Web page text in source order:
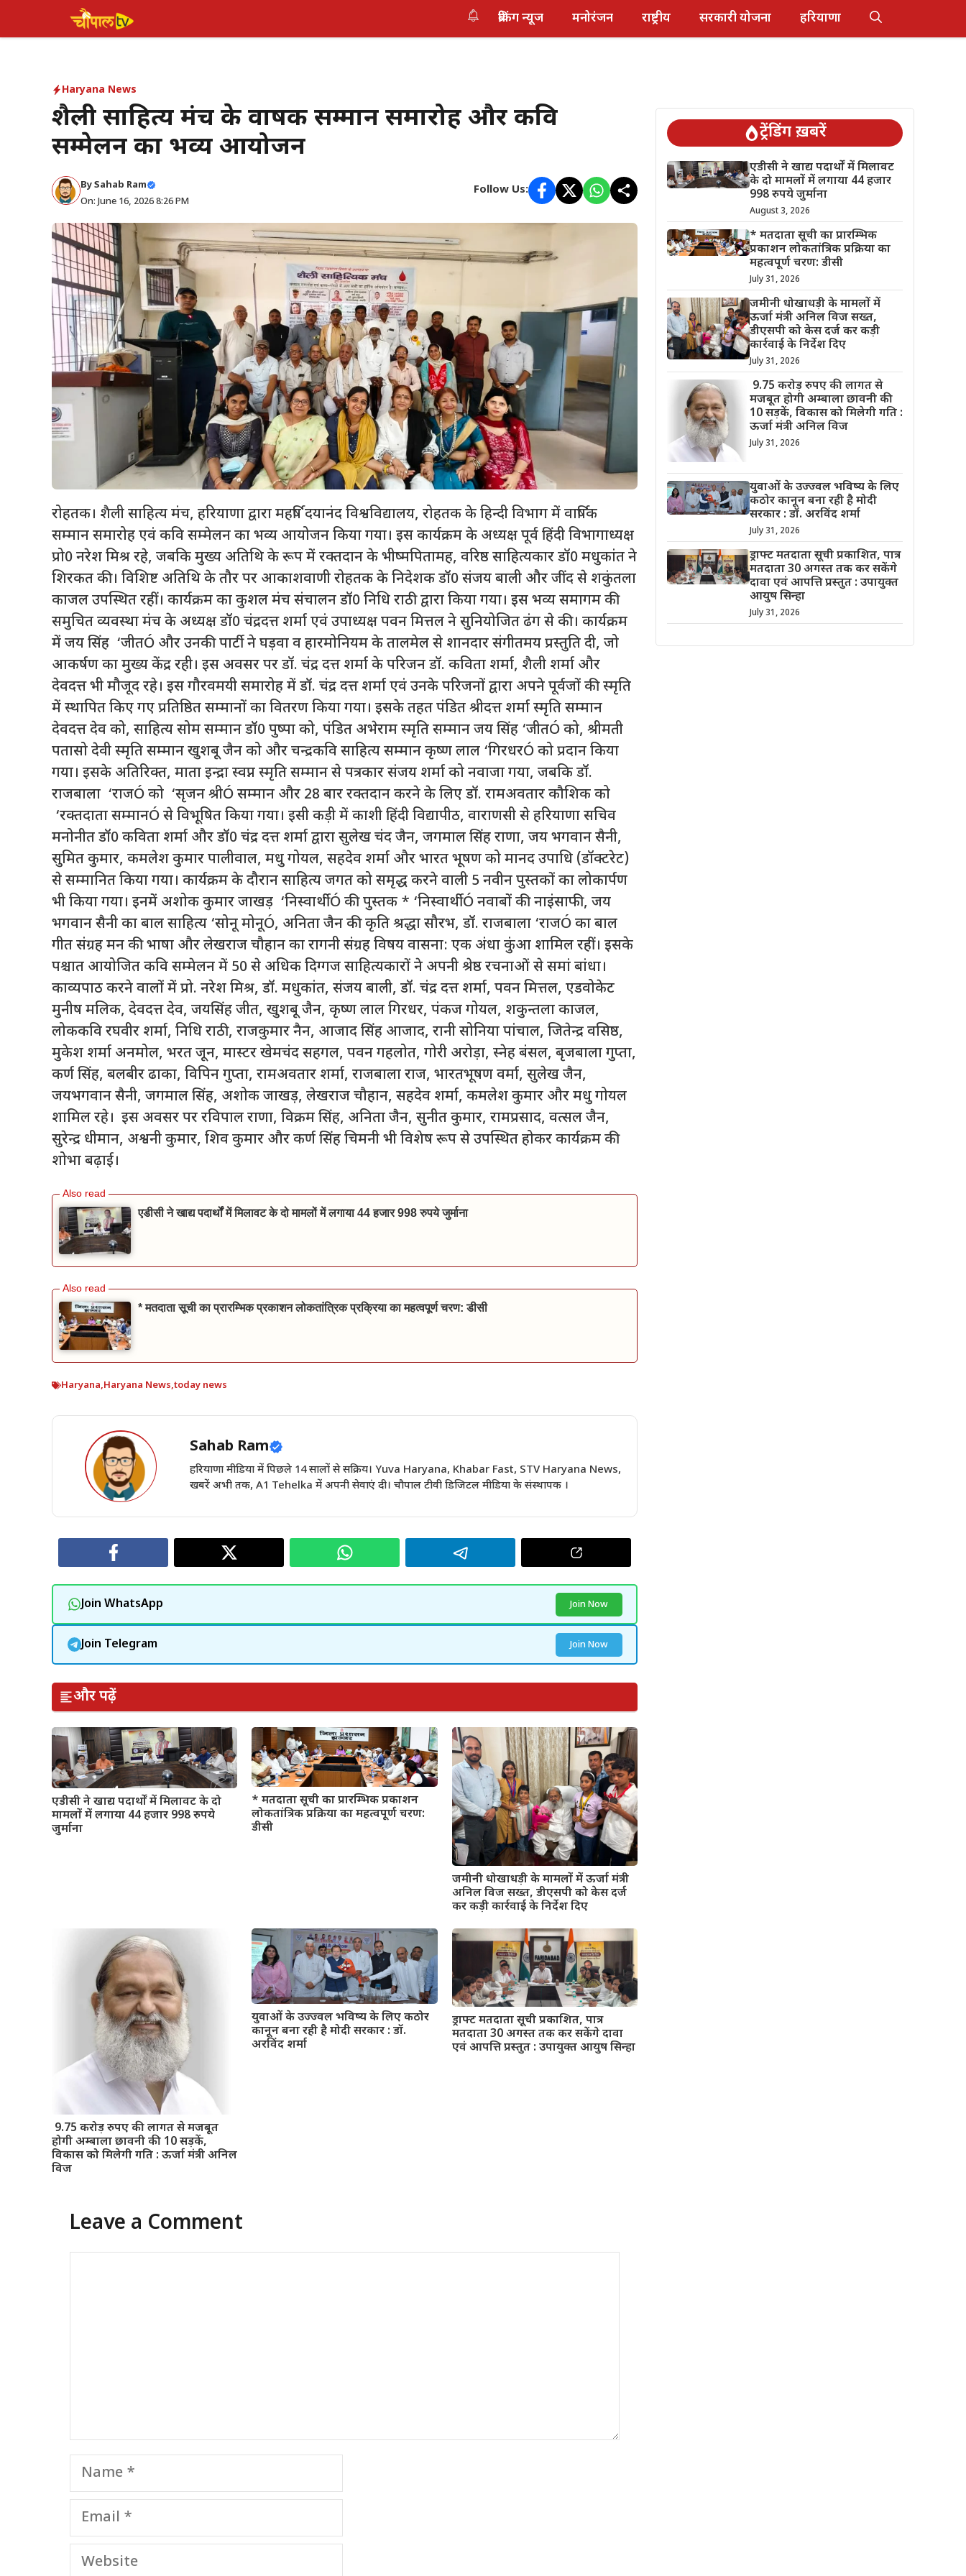
ब्रेकिंग न्यूज मनोरंजन राष्ट्रीय सरकारी योजना हरियाणा
Haryana News
शैली साहित्य मंच के वार्षिक सम्मान समारोह और कवि
सम्मेलन का भव्य आयोजन
By Sahab Ram
On: June 16, 2026 8:26 PM
Follow Us:
रोहतक। शैली साहित्य मंच, हरियाणा द्वारा महर्षि दयानंद विश्वविद्यालय, रोहतक के हिन्दी विभाग में वार्षिक
सम्मान समारोह एवं कवि सम्मेलन का भव्य आयोजन किया गया। इस कार्यक्रम के अध्यक्ष पूर्व हिंदी विभागाध्यक्ष
प्रो0 नरेश मिश्र रहे, जबकि मुख्य अतिथि के रूप में रक्तदान के भीष्मपितामह, वरिष्ठ साहित्यकार डॉ0 मधुकांत ने
शिरकत की। विशिष्ट अतिथि के तौर पर आकाशवाणी रोहतक के निदेशक डॉ0 संजय बाली और जींद से शकुंतला
काजल उपस्थित रहीं। कार्यक्रम का कुशल मंच संचालन डॉ0 निधि राठी द्वारा किया गया। इस भव्य समागम की
समुचित व्यवस्था मंच के अध्यक्ष डॉ0 चंद्रदत्त शर्मा एवं उपाध्यक्ष पवन मित्तल ने सुनियोजित ढंग से की। कार्यक्रम
में जय सिंह ‘जीतÓ और उनकी पार्टी ने घड़वा व हारमोनियम के तालमेल से शानदार संगीतमय प्रस्तुति दी, जो
आकर्षण का मुख्य केंद्र रही। इस अवसर पर डॉ. चंद्र दत्त शर्मा के परिजन डॉ. कविता शर्मा, शैली शर्मा और
देवदत्त भी मौजूद रहे। इस गौरवमयी समारोह में डॉ. चंद्र दत्त शर्मा एवं उनके परिजनों द्वारा अपने पूर्वजों की स्मृति
में स्थापित किए गए प्रतिष्ठित सम्मानों का वितरण किया गया। इसके तहत पंडित श्रीदत्त शर्मा स्मृति सम्मान
देवदत्त देव को, साहित्य सोम सम्मान डॉ0 पुष्पा को, पंडित अभेराम स्मृति सम्मान जय सिंह ‘जीतÓ को, श्रीमती
पतासो देवी स्मृति सम्मान खुशबू जैन को और चन्द्रकवि साहित्य सम्मान कृष्ण लाल ‘गिरधरÓ को प्रदान किया
गया। इसके अतिरिक्त, माता इन्द्रा स्वप्न स्मृति सम्मान से पत्रकार संजय शर्मा को नवाजा गया, जबकि डॉ.
राजबाला ‘राजÓ को ‘सृजन श्रीÓ सम्मान और 28 बार रक्तदान करने के लिए डॉ. रामअवतार कौशिक को
‘रक्तदाता सम्मानÓ से विभूषित किया गया। इसी कड़ी में काशी हिंदी विद्यापीठ, वाराणसी से हरियाणा सचिव
मनोनीत डॉ0 कविता शर्मा और डॉ0 चंद्र दत्त शर्मा द्वारा सुलेख चंद जैन, जगमाल सिंह राणा, जय भगवान सैनी,
सुमित कुमार, कमलेश कुमार पालीवाल, मधु गोयल, सहदेव शर्मा और भारत भूषण को मानद उपाधि (डॉक्टरेट)
से सम्मानित किया गया। कार्यक्रम के दौरान साहित्य जगत को समृद्ध करने वाली 5 नवीन पुस्तकों का लोकार्पण
भी किया गया। इनमें अशोक कुमार जाखड़ ‘निस्वार्थीÓ की पुस्तक * ‘निस्वार्थीÓ नवाबों की नाइंसाफी, जय
भगवान सैनी का बाल साहित्य ‘सोनू मोनूÓ, अनिता जैन की कृति श्रद्धा सौरभ, डॉ. राजबाला ‘राजÓ का बाल
गीत संग्रह मन की भाषा और लेखराज चौहान का रागनी संग्रह विषय वासना: एक अंधा कुंआ शामिल रहीं। इसके
पश्चात आयोजित कवि सम्मेलन में 50 से अधिक दिग्गज साहित्यकारों ने अपनी श्रेष्ठ रचनाओं से समां बांधा।
काव्यपाठ करने वालों में प्रो. नरेश मिश्र, डॉ. मधुकांत, संजय बाली, डॉ. चंद्र दत्त शर्मा, पवन मित्तल, एडवोकेट
मुनीष मलिक, देवदत्त देव, जयसिंह जीत, खुशबू जैन, कृष्ण लाल गिरधर, पंकज गोयल, शकुन्तला काजल,
लोककवि रघवीर शर्मा, निधि राठी, राजकुमार नैन, आजाद सिंह आजाद, रानी सोनिया पांचाल, जितेन्द्र वसिष्ठ,
मुकेश शर्मा अनमोल, भरत जून, मास्टर खेमचंद सहगल, पवन गहलोत, गोरी अरोड़ा, स्नेह बंसल, बृजबाला गुप्ता,
कर्ण सिंह, बलबीर ढाका, विपिन गुप्ता, रामअवतार शर्मा, राजबाला राज, भारतभूषण वर्मा, सुलेख जैन,
जयभगवान सैनी, जगमाल सिंह, अशोक जाखड़, लेखराज चौहान, सहदेव शर्मा, कमलेश कुमार और मधु गोयल
शामिल रहे। इस अवसर पर रविपाल राणा, विक्रम सिंह, अनिता जैन, सुनीत कुमार, रामप्रसाद, वत्सल जैन,
सुरेन्द्र धीमान, अश्वनी कुमार, शिव कुमार और कर्ण सिंह चिमनी भी विशेष रूप से उपस्थित होकर कार्यक्रम की
शोभा बढ़ाई।
एडीसी ने खाद्य पदार्थों में मिलावट के दो मामलों में लगाया 44 हजार 998 रुपये जुर्माना
* मतदाता सूची का प्रारम्भिक प्रकाशन लोकतांत्रिक प्रक्रिया का महत्वपूर्ण चरण: डीसी
Haryana,Haryana News,today news
Sahab Ram
हरियाणा मीडिया में पिछले 14 सालों से सक्रिय। Yuva Haryana, Khabar Fast, STV Haryana News,
खबरें अभी तक, A1 Tehelka में अपनी सेवाएं दी। चौपाल टीवी डिजिटल मीडिया के संस्थापक ।
Join WhatsApp Join Now
Join Telegram Join Now
और पढ़ें
एडीसी ने खाद्य पदार्थों में मिलावट के दो
मामलों में लगाया 44 हजार 998 रुपये
जुर्माना
* मतदाता सूची का प्रारम्भिक प्रकाशन
लोकतांत्रिक प्रक्रिया का महत्वपूर्ण चरण:
डीसी
जमीनी धोखाधड़ी के मामलों में ऊर्जा मंत्री
अनिल विज सख्त, डीएसपी को केस दर्ज
कर कड़ी कार्रवाई के निर्देश दिए
9.75 करोड़ रुपए की लागत से मजबूत
होगी अम्बाला छावनी की 10 सड़कें,
विकास को मिलेगी गति : ऊर्जा मंत्री अनिल
विज
युवाओं के उज्ज्वल भविष्य के लिए कठोर
कानून बना रही है मोदी सरकार : डॉ.
अरविंद शर्मा
ड्राफ्ट मतदाता सूची प्रकाशित, पात्र
मतदाता 30 अगस्त तक कर सकेंगे दावा
एवं आपत्ति प्रस्तुत : उपायुक्त आयुष सिन्हा
Leave a Comment
Name
Email
Website
ट्रेंडिंग ख़बरें
एडीसी ने खाद्य पदार्थों में मिलावट
के दो मामलों में लगाया 44 हजार
998 रुपये जुर्माना
August 3, 2026
* मतदाता सूची का प्रारम्भिक
प्रकाशन लोकतांत्रिक प्रक्रिया का
महत्वपूर्ण चरण: डीसी
July 31, 2026
जमीनी धोखाधड़ी के मामलों में
ऊर्जा मंत्री अनिल विज सख्त,
डीएसपी को केस दर्ज कर कड़ी
कार्रवाई के निर्देश दिए
July 31, 2026
9.75 करोड़ रुपए की लागत से
मजबूत होगी अम्बाला छावनी की
10 सड़कें, विकास को मिलेगी गति :
ऊर्जा मंत्री अनिल विज
July 31, 2026
युवाओं के उज्ज्वल भविष्य के लिए
कठोर कानून बना रही है मोदी
सरकार : डॉ. अरविंद शर्मा
July 31, 2026
ड्राफ्ट मतदाता सूची प्रकाशित, पात्र
मतदाता 30 अगस्त तक कर सकेंगे
दावा एवं आपत्ति प्रस्तुत : उपायुक्त
आयुष सिन्हा
July 31, 2026